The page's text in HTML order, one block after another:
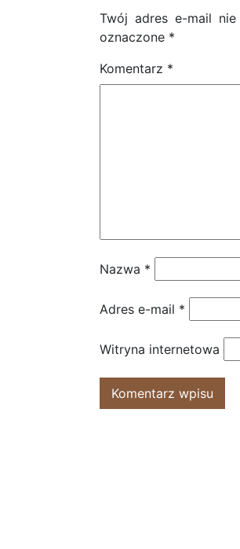
Twój adres e-mail
oznaczone *
Komentarz *
Nazwa *
Adres e-mail *
Witryna internetowa